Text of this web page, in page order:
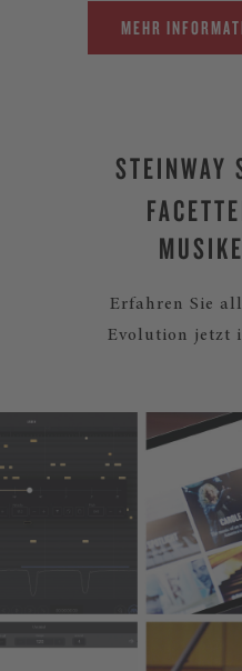
MEHR
STEINWAY
Erfahren Sie
Evolution jetzt